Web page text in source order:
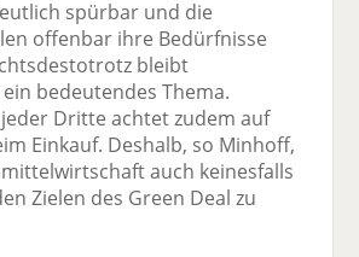
spürbar und die
offenbar ihre Bedürfnisse
bleibt
bedeutendes Thema.
Dritte achtet zudem auf
Einkauf. Deshalb, so Minhoff,
auch keinesfalls
Zielen des Green Deal zu